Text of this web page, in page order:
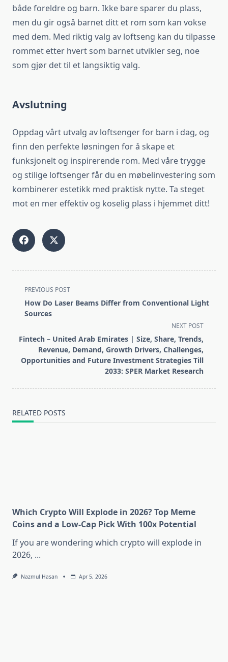
både foreldre og barn. Ikke bare sparer du plass,
men du gir også barnet ditt et rom som kan vokse
med dem. Med riktig valg av loftseng kan du tilpasse
rommet etter hvert som barnet utvikler seg, noe
som gjør det til et langsiktig valg.
Avslutning
Oppdag vårt utvalg av loftsenger for barn i dag, og
finn den perfekte løsningen for å skape et
funksjonelt og inspirerende rom. Med våre trygge
og stilige loftsenger får du en møbelinvestering som
kombinerer estetikk med praktisk nytte. Ta steget
mot en mer effektiv og koselig plass i hjemmet ditt!
<span
class="nav-
subtitle
reader-
text">Page</span>
PREVIOUS POST
How Do Laser Beams Differ from Conventional Light
Sources
NEXT POST
Fintech – United Arab Emirates | Size, Share, Trends,
Revenue, Demand, Growth Drivers, Challenges,
Opportunities and Future Investment Strategies Till
2033: SPER Market Research
RELATED POSTS
Which Crypto Will Explode in 2026? Top Meme
Coins and a Low-Cap Pick With 100x Potential
If you are wondering which crypto will explode in
2026, ...
Nazmul Hasan Apr 5, 2026